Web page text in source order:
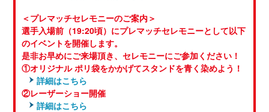
＜プレマッチセレモニーのご案内＞
選手入場前（19:20頃）にプレマッチセレモニーとして以下
のイベントを開催します。
是非お早めにご来場頂き、セレモニーにご参加ください！
①オリジナル ポリ袋をかかげてスタンドを青く染めよう！
詳細はこちら
②レーザーショー開催
詳細はこちら